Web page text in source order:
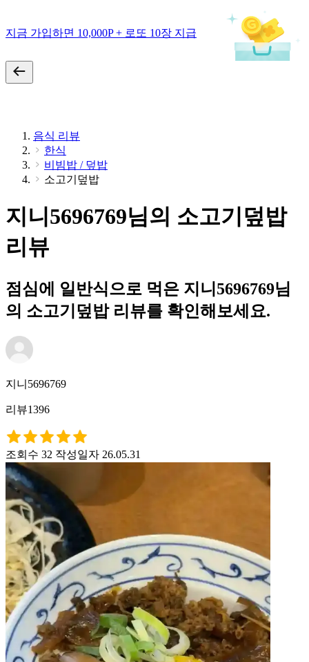
지금 가입하면 10,000P + 로또 10장 지급
음식 리뷰
한식
비빔밥 / 덮밥
소고기덮밥
지니5696769님의 소고기덮밥
리뷰
점심에 일반식으로 먹은 지니5696769님
의 소고기덮밥 리뷰를 확인해보세요.
지니5696769
리뷰1396
조회수 32 작성일자 26.05.31